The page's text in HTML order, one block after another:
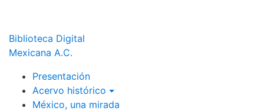
Biblioteca Digital
Mexicana A.C.
Presentación
Acervo histórico
México, una mirada